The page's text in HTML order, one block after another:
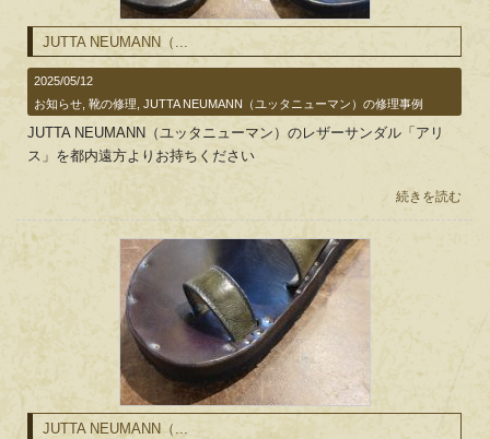
JUTTA NEUMANN（...
2025/05/12
お知らせ ,靴の修理 ,JUTTA NEUMANN（ユッタニューマン）の修理事例
JUTTA NEUMANN（ユッタニューマン）のレザーサンダル「アリ
ス」を都内遠方よりお持ちください
続きを読む
JUTTA NEUMANN（...